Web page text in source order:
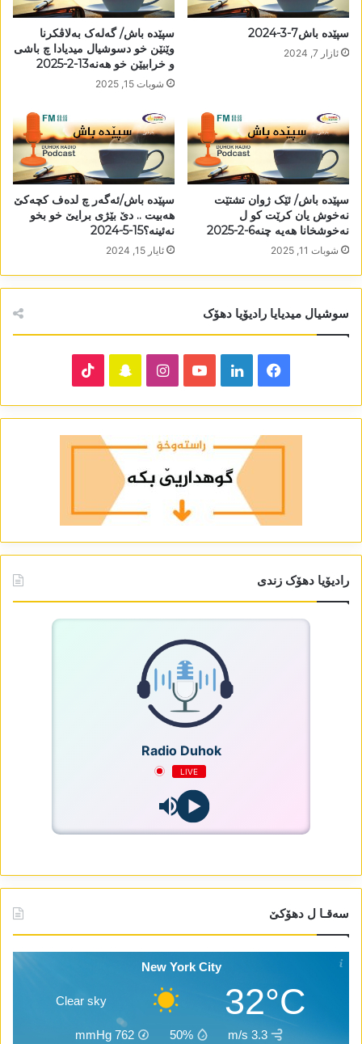
سپێدە باش7-3-2024
ئازار 7, 2024
سپێدە باش/ گەلەک بەلاڤکرنا
وێنێن خو دسوشیال میدیادا چ باشی
و خرابیێن خو ھەنە13-2-2025
شوبات 15, 2025
سپێدە باش/ ئێک ژوان تشتێت
نەخوش یان کرێت کو ل
نەخوشخانا ھەیە چنە6-2-2025
شوبات 11, 2025
سپێدە باش/ئەگەر چ لدەف کچەکێ
ھەبیت .. دێ بێژی برایێ خو بخو
نەئینە؟15-5-2024
ئایار 15, 2024
سوشیال میدیایا رادیۆیا دھۆک
Facebook
LinkedIn
YouTube
Instagram
Snapchat
رادیۆیا دھۆک زندی
Radio Duhok
LIVE
سەقـا ل دھۆکێ
New York City
32°C
Clear sky
3.3 m/s
50%
762
mmHg